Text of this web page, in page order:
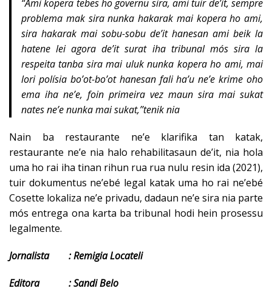
“Ami kopera tebes ho governu sira, ami tuir de’it, sempre
problema mak sira nunka hakarak mai kopera ho ami,
sira hakarak mai sobu-sobu de’it hanesan ami beik la
hatene lei agora de’it surat iha tribunal mós sira la
respeita tanba sira mai uluk nunka kopera ho ami, mai
lori polísia bo’ot-bo’ot hanesan fali ha’u ne’e krime oho
ema iha ne’e, foin primeira vez maun sira mai sukat
nates ne’e nunka mai sukat,’’tenik nia
Nain ba restaurante ne’e klarifika tan katak,
restaurante ne’e nia halo rehabilitasaun de’it, nia hola
uma ho rai iha tinan rihun rua rua nulu resin ida (2021),
tuir dokumentus ne’ebé legal katak uma ho rai ne’ebé
Cosette lokaliza ne’e privadu, dadaun ne’e sira nia parte
mós entrega ona karta ba tribunal hodi hein prosessu
legalmente.
Jornalista : Remigia Locateli
Editora : Sandi Belo